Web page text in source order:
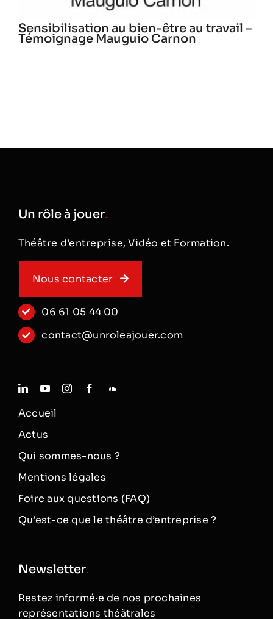
Sensibilisation au bien-être au travail –
Témoignage Mauguio Carnon
Un rôle à jouer.
Théâtre d’entreprise, Vidéo et Formation.
Nous contacter
06 61 05 44 00
contact@unroleajouer.com
Accueil
Actus
Qui sommes-nous ?
Mentions légales
Foire aux questions (FAQ)
Qu’est-ce que le théâtre d’entreprise ?
Newsletter.
Restez informé·e de nos prochaines
représentations théâtrales